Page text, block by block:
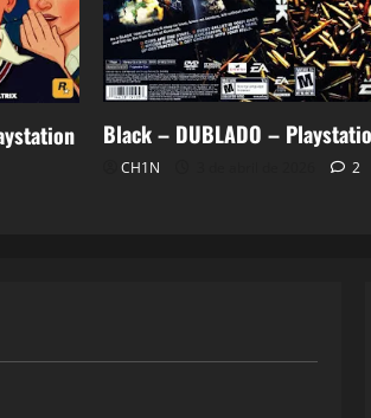
Black – DUBLADO –
CH1N 2